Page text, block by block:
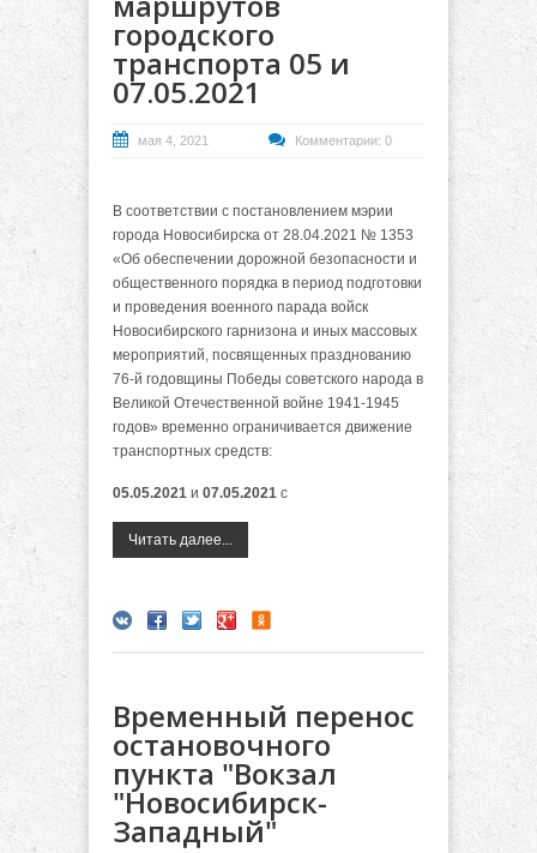
городского
транспорта 05 и
07.05.2021
мая 4, 2021 Комментарии: 0
В соответствии с постановлением мэрии
города Новосибирска от 28.04.2021 № 1353
«Об обеспечении дорожной безопасности и
общественного порядка в период подготовки
и проведения военного парада войск
Новосибирского гарнизона и иных массовых
мероприятий, посвященных празднованию
76-й годовщины Победы советского народа в
Великой Отечественной войне 1941-1945
годов» временно ограничивается движение
транспортных средств:
05.05.2021 и 07.05.2021 с
Читать далее...
Временный перенос
остановочного
пункта "Вокзал
"Новосибирск-
Западный"